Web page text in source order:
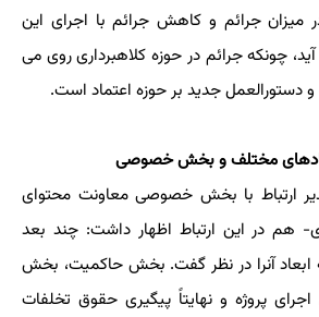
جرائم و کاهش جرائم با اجرای این
چونکه جرائم در حوزه کلاهبرداری روی می
و دستورالعمل جدید بر حوزه اعتماد است.
مختلف و بخش خصوصی
ارتباط با بخش خصوصی معاونت محتوای
هم در این ارتباط اظهار داشت: چند بعد
ابعاد آنرا در نظر گفت. بخش حاکمیت، بخش
پروژه و نهایتاً پیگیری حقوق تخلفات